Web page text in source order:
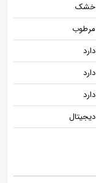
خشک
مرطوب
دارد
دارد
دارد
دیجیتال